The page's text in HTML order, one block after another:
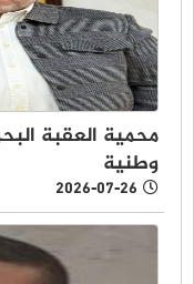
محمية العقبة
وطنية
2026-07-26